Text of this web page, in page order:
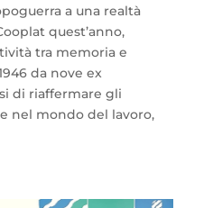
a una realtà
quest’anno,
tra memoria e
da nove ex
di riaffermare gli
nel mondo del lavoro,